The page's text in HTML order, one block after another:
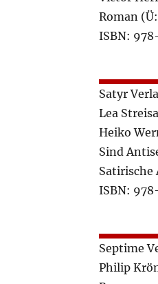
Roman
ISBN:
Satyr
Lea
Heiko
Sind
Satirische
ISBN:
Septime
Philip